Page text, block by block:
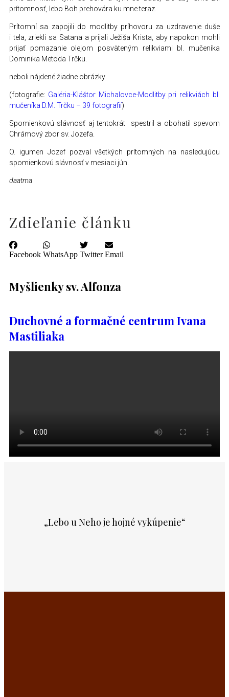
prítomnosť, lebo Boh prehovára ku mne teraz.
Prítomní sa zapojili do modlitby príhovoru za uzdravenie duše
i tela, zriekli sa Satana a prijali Ježiša Krista, aby napokon mohli
prijať pomazanie olejom posväteným relikviami bl. mučeníka
Dominika Metoda Trčku.
neboli nájdené žiadne obrázky
(fotografie: Galéria-Kláštor Michalovce-Modlitby pri relikviách bl.
mučeníka D.M. Trčku – 39 fotografií)
Spomienkovú slávnosť aj tentokrát spestril a obohatil spevom
Chrámový zbor sv. Jozefa.
O. igumen Jozef pozval všetkých prítomných na nasledujúcu
spomienkovú slávnosť v mesiaci jún.
daatma
Zdieľanie článku
Facebook WhatsApp Twitter Email
Myšlienky sv. Alfonza
Duchovné a formačné centrum Ivana
Mastiliaka
„Lebo u Neho je hojné vykúpenie“